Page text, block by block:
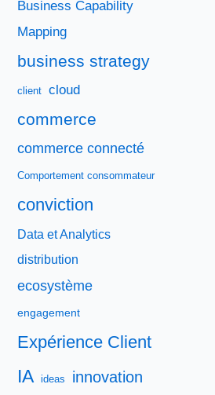
Business Capability
Mapping
business strategy
client cloud
commerce
commerce connecté
Comportement consommateur
conviction
Data et Analytics
distribution
ecosystème
engagement
Expérience Client
IA ideas
innovation